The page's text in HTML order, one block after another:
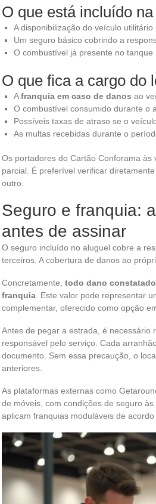
O que está incluído
A disponibilização do veículo
Um seguro básico cobrindo a
O combustível já presente no
O que fica a cargo do
Afranquia em caso de danos ao
O combustível consumido durante o
Possíveis taxas de atraso se o
As multas recebidas durante o
Os portadores do Cartão Conforama
parcial. É preferível verificar
outro.
Seguro e franquia:
antes de assinar
O seguro incluído no aluguel cobre a
terceiros. A cobertura de danos ao
Concretamente, todo dano
franquia. Este valor pode representar
complementar, oferecido como opção
Antes de pegar a estrada, é necessário
responsável pelo serviço. Cada
documento. Sem essa precaução, o
anteriores.
As plataformas externas como
de móveis, com condições de seguro
aplicam franquias moduláveis de